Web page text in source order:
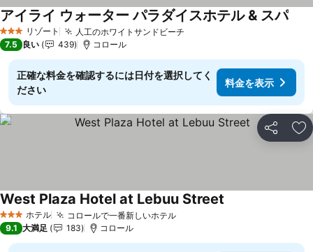
3 ホテルのランク
リゾート 人工のホワイトサンドビーチ
アイライ ウォーター パラダイスホテル & スパ料金
7.5 良い 439 コロール
正確な料金を確認するには日付を選択してく
ださい
料金を表示
シェア お
3 ホテルのランク
ホテル コロールで一番新しいホテル料金を表示
West Plaza Hotel at Lebuu Street
9.1 大満足 183 コロール